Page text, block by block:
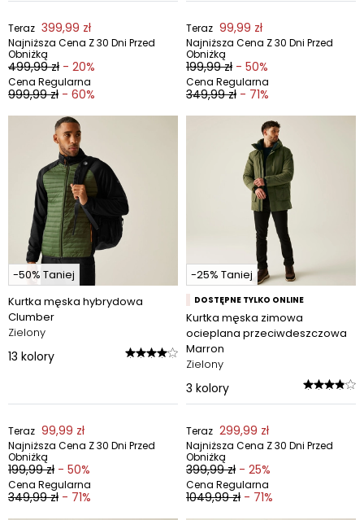
Teraz 399,99 zł
Najniższa Cena Z 30 Dni Przed
Obniżką
499,99 zł - 20%
Cena Regularna
999,99 zł - 60%
Teraz 99,99 zł
Najniższa Cena Z 30 Dni Przed
Obniżką
199,99 zł - 50%
Cena Regularna
349,99 zł - 71%
-50% Taniej
Kurtka męska hybrydowa
Clumber
Zielony
13 kolory
Teraz 99,99 zł
Najniższa Cena Z 30 Dni Przed
Obniżką
199,99 zł - 50%
Cena Regularna
349,99 zł - 71%
-25% Taniej
DOSTĘPNE TYLKO ONLINE
Kurtka męska zimowa
ocieplana przeciwdeszczowa
Marron
Zielony
3 kolory
Teraz 299,99 zł
Najniższa Cena Z 30 Dni Przed
Obniżką
399,99 zł - 25%
Cena Regularna
1049,99 zł - 71%